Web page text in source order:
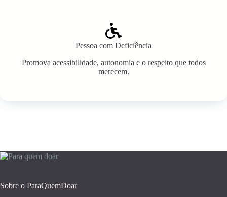
Pessoa com Deficiência
Promova acessibilidade, autonomia e o respeito que todos
merecem.
Sobre o ParaQuemDoar